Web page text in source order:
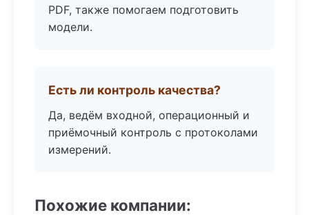
PDF, также помогаем подготовить
модели.
Есть ли контроль качества?
Да, ведём входной, операционный и
приёмочный контроль с протоколами
измерений.
Похожие компании: